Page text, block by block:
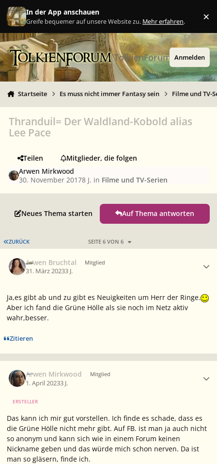
Zu Inhalt springen
In der App anschauen
Greife bequemer auf unsere Website zu. Mehr erfahren. ×
TolkienForum Anmelden
Startseite Es muss nicht immer Fantasy sein Filme und TV-
Thranduil= Der Waldland-Kobold alias
Lee Pace
Teilen
Mitglieder, die folgen
Arwen Mirkwood
30. November 20178 J. in Filme und TV-Serien
Neues Thema starten Auf Thema antworten
ERSTE SEITE
ZURÜCK SEITE 6 VON 6
Arwen Bruchtal Mitglied
31. März 20233 J.
Ja,es gibt ab und zu gibt es Neuigkeiten um Herr der Ringe.
Aber ich fand die Grüne Hölle als sie noch im Netz aktiv
wahr,besser.
Zitieren
Arwen Mirkwood Mitglied
1. April 20233 J.
ERSTELLER
Das kann ich mir gut vorstellen. Ich finde es schade, dass es
die Grüne Hölle nicht mehr gibt. Auf FB. ist man ja auch nicht
so anonym und kann sich wie in einem Forum keinen
Nickname geben und das würde mich schon nerven. Da ist
man so gläsern, finde ich.